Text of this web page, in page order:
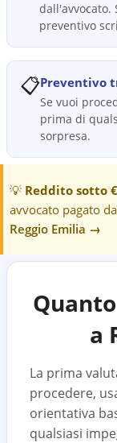
dall'avvocato.
preventivo
📋Preventivo
Se vuoi
prima di
sorpresa.
💡 Reddito sotto
avvocato pagato
Reggio Emilia →
a
La prima
procedere,
orientativa
qualsiasi